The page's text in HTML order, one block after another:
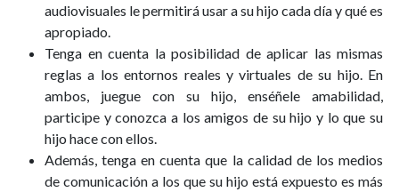
audiovisuales le permitirá usar a su hijo cada día y qué es
apropiado.
Tenga en cuenta la posibilidad de aplicar las mismas
reglas a los entornos reales y virtuales de su hijo. En
ambos, juegue con su hijo, enséñele amabilidad,
participe y conozca a los amigos de su hijo y lo que su
hijo hace con ellos.
Además, tenga en cuenta que la calidad de los medios
de comunicación a los que su hijo está expuesto es más